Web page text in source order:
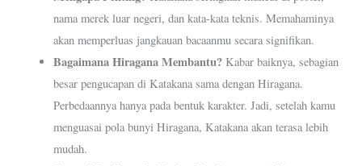
nama merek luar negeri, dan kata-kata teknis. Memahaminya
akan memperluas jangkauan bacaanmu secara signifikan.
Bagaimana Hiragana Membantu? Kabar baiknya, sebagian
besar pengucapan di Katakana sama dengan Hiragana.
Perbedaannya hanya pada bentuk karakter. Jadi, setelah kamu
menguasai pola bunyi Hiragana, Katakana akan terasa lebih
mudah.